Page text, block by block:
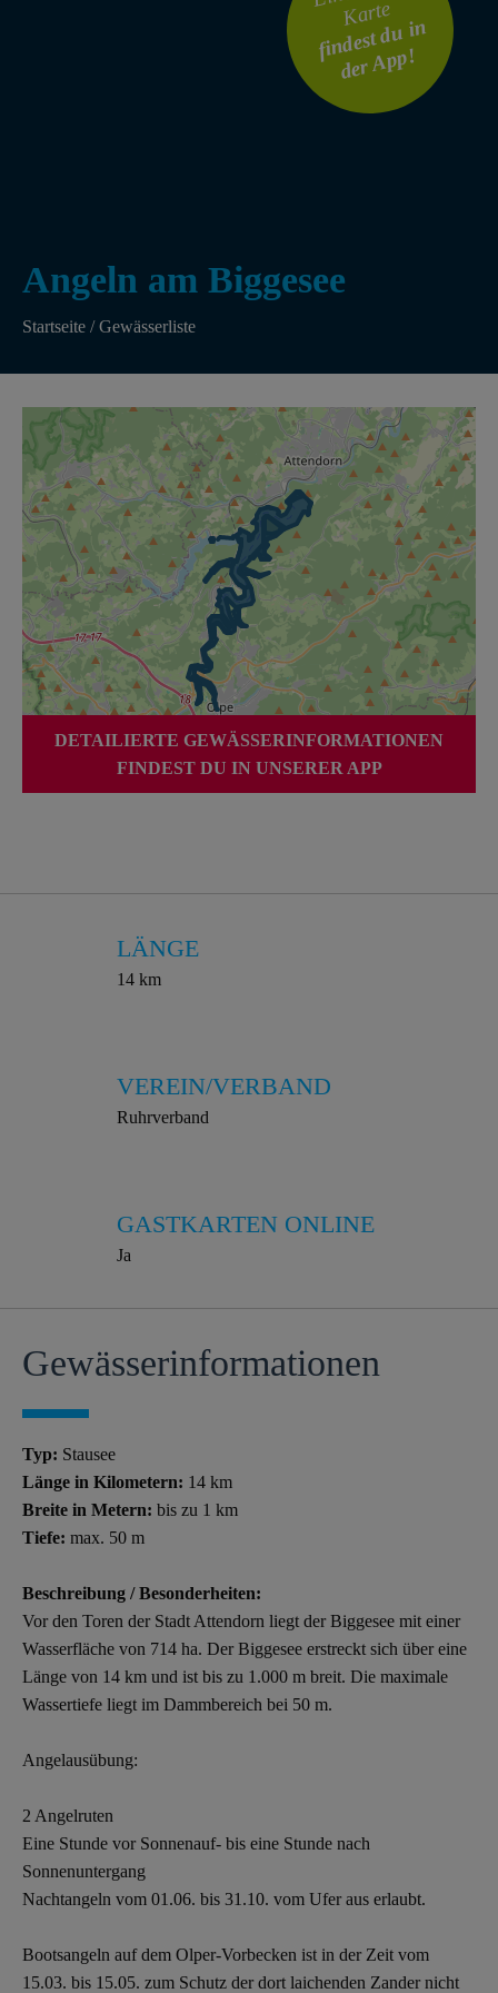
Angeln am Biggesee
Startseite /Gewässerliste
Karte
findest du in
der App!
DETAILIERTE GEWÄSSERINFORMATIONEN
FINDEST DU IN UNSERER APP
LÄNGE
14 km
VEREIN/VERBAND
Ruhrverband
GASTKARTEN ONLINE
Ja
Gewässer­informationen
Typ: Stausee
Länge in Kilometern: 14 km
Breite in Metern: bis zu 1 km
Tiefe: max. 50 m
Beschreibung / Besonderheiten:
Vor den Toren der Stadt Attendorn liegt der Biggesee mit einer
Wasserfläche von 714 ha. Der Biggesee erstreckt sich über eine
Länge von 14 km und ist bis zu 1.000 m breit. Die maximale
Wassertiefe liegt im Dammbereich bei 50 m.
Angelausübung:
2 Angelruten
Eine Stunde vor Sonnenauf- bis eine Stunde nach
Sonnenuntergang
Nachtangeln vom 01.06. bis 31.10. vom Ufer aus erlaubt.
Bootsangeln auf dem Olper-Vorbecken ist in der Zeit vom
15.03. bis 15.05. zum Schutz der dort laichenden Zander nicht